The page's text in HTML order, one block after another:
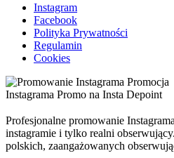
Instagram
Facebook
Polityka Prywatności
Regulamin
Cookies
Profesjonalne promowanie
instagramie i tylko realni
polskich, zaangażowanych